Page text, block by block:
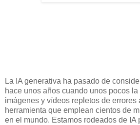
La IA generativa ha pasado de
hace unos años cuando unos pocos
imágenes y vídeos repletos de errores
herramienta que emplean cientos de
en el mundo. Estamos rodeados de IA